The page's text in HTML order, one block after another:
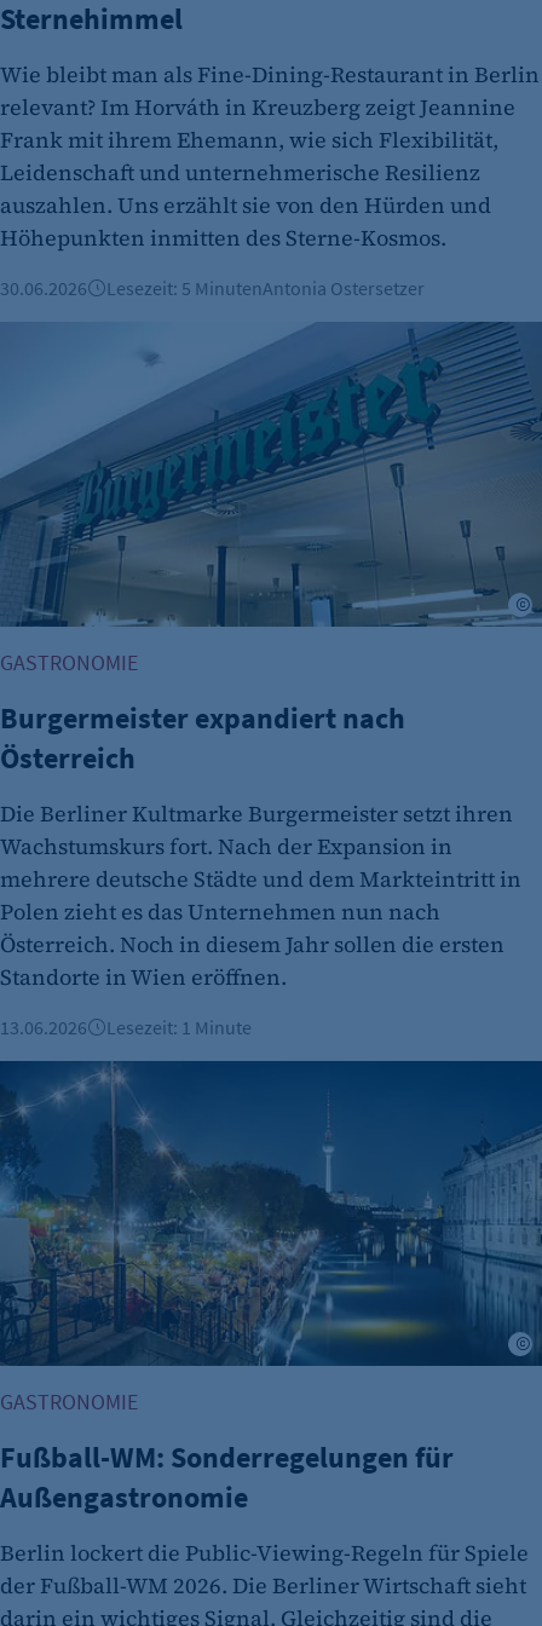
Zweck:
Scrolltiefe gemessen wird.
24 Std.
Sternehimmel
Wie bleibt man als Fine-Dining-Restaurant in Berlin
relevant? Im Horváth in Kreuzberg zeigt Jeannine
Frank mit ihrem Ehemann, wie sich Flexibilität,
Leidenschaft und unternehmerische Resilienz
auszahlen. Uns erzählt sie von den Hürden und
Höhepunkten inmitten des Sterne-Kosmos.
30.06.2026 Lesezeit: 5 MinutenAntonia Ostersetzer
Burgermeister expandiert nach Österreich
GASTRONOMIE
Burgermeister expandiert nach
Österreich
Die Berliner Kultmarke Burgermeister setzt ihren
Wachstumskurs fort. Nach der Expansion in
mehrere deutsche Städte und dem Markteintritt in
Polen zieht es das Unternehmen nun nach
Österreich. Noch in diesem Jahr sollen die ersten
Standorte in Wien eröffnen.
13.06.2026 Lesezeit: 1 Minute
Fußball-WM: Sonderregelungen für Außengastronomie
GASTRONOMIE
Fußball-WM: Sonderregelungen für
Außengastronomie
Berlin lockert die Public-Viewing-Regeln für Spiele
der Fußball-WM 2026. Die Berliner Wirtschaft sieht
darin ein wichtiges Signal. Gleichzeitig sind die